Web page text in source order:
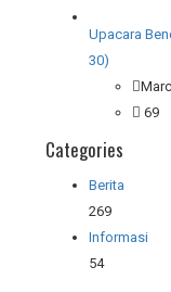
Upacara
30)
69
Categories
Berita
269
Informasi
54